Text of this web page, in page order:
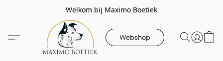
Welkom bij Maximo Boetiek
Webshop